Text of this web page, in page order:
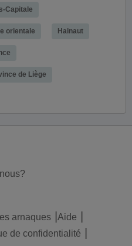
Capitale
orientale Hainaut
de Liège
arnaques
Aide
de confidentialité